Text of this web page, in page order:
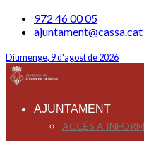
972 46 00 05
ajuntament@cassa.cat
Diumenge, 9 d'agost de 2026
AJUNTAMENT
ACCÉS A